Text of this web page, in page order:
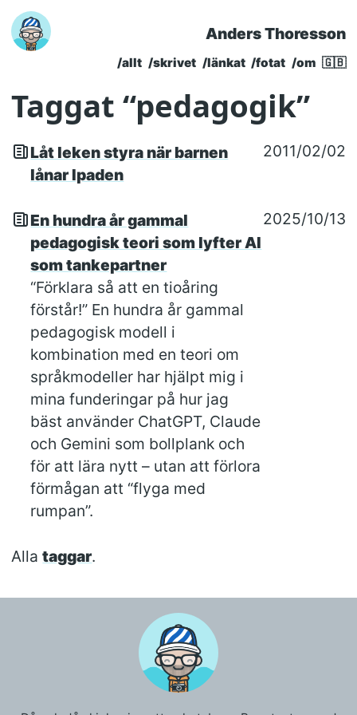
Skip to main content
Anders Thoresson
Top level
/allt /skrivet /länkat /fotat /om 🇬🇧
Taggat “pedagogik”
Låt leken styra när barnen
lånar Ipaden
2011/02/02
En hundra år gammal
pedagogisk teori som lyfter AI
som tankepartner
“Förklara så att en tioåring
förstår!” En hundra år gammal
pedagogisk modell i
kombination med en teori om
språkmodeller har hjälpt mig i
mina funderingar på hur jag
bäst använder ChatGPT, Claude
och Gemini som bollplank och
för att lära nytt – utan att förlora
förmågan att “flyga med
rumpan”.
2025/10/13
Allataggar.